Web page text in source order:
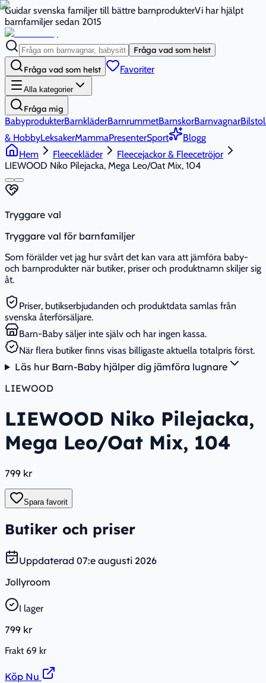
Guidar svenska familjer till bättre barnprodukterVi har hjälpt
barnfamiljer sedan 2015
Fråga vad som helst
Fråga vad som helst Favoriter
Alla kategorier
Fråga mig
BabyprodukterBarnkläderBarnrummetBarnskorBarnvagnar
& HobbyLeksakerMammaPresenterSport
Blogg
Hem
Fleecekläder
Fleecejackor & Fleecetröjor
LIEWOOD Niko Pilejacka, Mega Leo/Oat Mix, 104
Tryggare val
Tryggare val för barnfamiljer
Som förälder vet jag hur svårt det kan vara att jämföra baby-
och barnprodukter när butiker, priser och produktnamn skiljer sig
åt.
Priser, butikserbjudanden och produktdata samlas från
svenska återförsäljare.
Barn-Baby säljer inte själv och har ingen kassa.
När flera butiker finns visas billigaste aktuella totalpris först.
Läs hur Barn-Baby hjälper dig jämföra lugnare
LIEWOOD
LIEWOOD Niko Pilejacka,
Mega Leo/Oat Mix, 104
799 kr
Spara favorit
Butiker och priser
Uppdaterad 07:e augusti 2026
Jollyroom
I lager
799 kr
Frakt 69 kr
Köp Nu